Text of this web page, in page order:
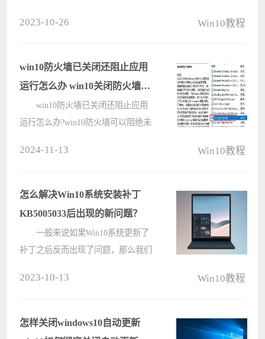
快速查看端口被占用的情况，大家按
照下????
2023-10-26 Win10教程
win10防火墙已关闭还阻止应用
运行怎么办 win10关闭防火墙还
是被拦截
win10防火墙已关闭还阻止应用
运行怎么办?win10防火墙可以阻绝未
会被拦截，那到底要怎么解决win10
2024-11-13 Win10教程
怎么解决Win10系统安装补丁
KB5005033后出现的新问题？
一般来说如果Win10系统更新了
补丁之后反而出现了问题，那么我们
KB5005033出现的问题？小编下面来
告诉大家解决方????
2023-10-13 Win10教程
怎样关闭windows10自动更新